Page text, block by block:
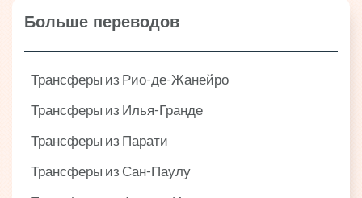
Больше переводов
Трансферы из Рио-де-Жанейро
Трансферы из Илья-Гранде
Трансферы из Парати
Трансферы из Сан-Паулу